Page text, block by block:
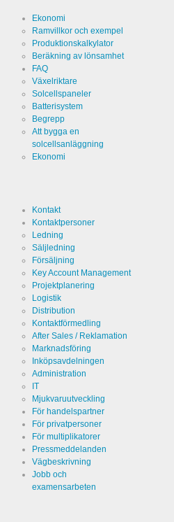
Ekonomi
Ramvillkor och exempel
Produktionskalkylator
Beräkning av lönsamhet
FAQ
Växelriktare
Solcellspaneler
Batterisystem
Begrepp
Att bygga en
solcellsanläggning
Ekonomi
Kontakt
Kontaktpersoner
Ledning
Säljledning
Försäljning
Key Account Management
Projektplanering
Logistik
Distribution
Kontaktförmedling
After Sales / Reklamation
Marknadsföring
Inköpsavdelningen
Administration
IT
Mjukvaruutveckling
För handelspartner
För privatpersoner
För multiplikatorer
Pressmeddelanden
Vägbeskrivning
Jobb och
examensarbeten
för att kunna utvärdera
för att kunna utvärdera
beteende: